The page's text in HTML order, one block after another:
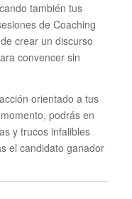
también tus
de Coaching
crear un discurso
convencer sin
orientado a tus
podrás en
y trucos infalibles
el candidato ganador